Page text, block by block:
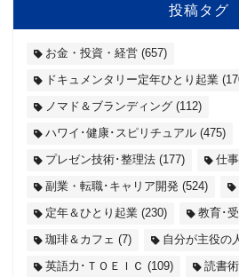
投稿タグ
お金・投資・経営 (657)
ドキュメンタリー定年ひとり起業
ノマド＆ブランディング (112)
ハワイ･健康･スピリチュアル (475)
プレゼン技術･整理法 (177) 仕
副業・転職･キャリア開発 (524)
定年＆ひとり起業 (230) 教育･
珈琲＆カフェ (7) 自分が主役の
英語力･ＴＯＥＩＣ (109) 読書